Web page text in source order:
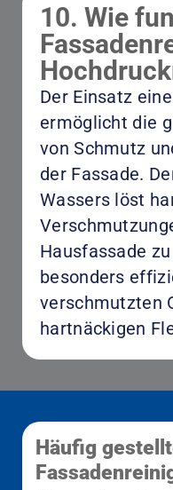
10. Wie
Der Einsatz
ermöglicht die
von Schmutz
der Fassade.
Wassers löst
Hausfassade
besonders
verschmutzten
hartnäckigen
Häufig